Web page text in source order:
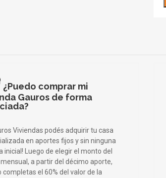
¿Puedo comprar mi
Gauros de forma
Viviendas podés adquirir tu casa
en aportes fijos y sin ninguna
inicial! Luego de elegir el monto del
a partir del décimo aporte,
completas el 60% del valor de la